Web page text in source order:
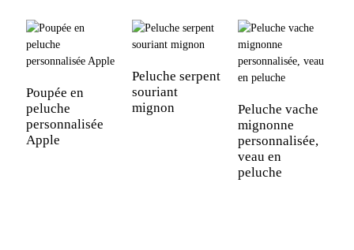
Poupée en
peluche
personnalisée
Apple
Peluche serpent
souriant
mignon
Peluche vache
mignonne
personnalisée,
veau en
peluche